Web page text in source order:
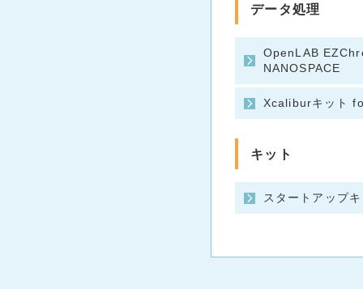
データ処理
OpenLAB
NANOSPACE
Xcaliburキット
キット
スタートアップ